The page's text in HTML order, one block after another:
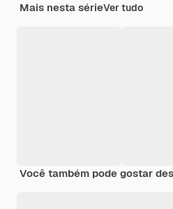
Mais nesta sérieVer tudo
Você também pode gostar